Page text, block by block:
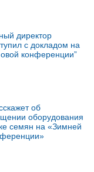
директор
с докладом на
конференции”
об
оборудования
семян на «Зимней